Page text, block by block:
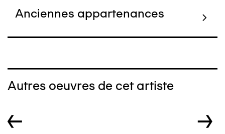
Anciennes appartenances
Autres oeuvres de cet artiste
← →